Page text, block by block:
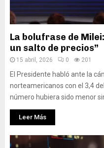
La bolufrase de
un salto de precios”
15 abril, 2026 0 201
El Presidente habló ante la
norteamericanos con el 3,4
número hubiera sido menor
Leer Más